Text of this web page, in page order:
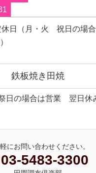
休日（月・火 祝日の場合
鉄板焼き田焼
日の場合は営業 翌日休
にお問い合わせください。
03-5483-3300